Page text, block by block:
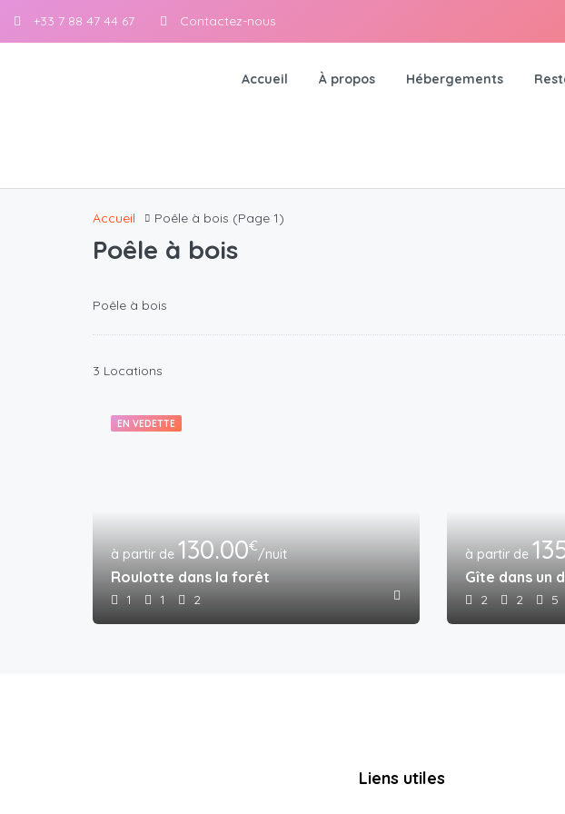
+33 7 88 47 44 67 Contactez-nous
Accueil À propos Hébergements
Accueil Poêle à bois (Page 1)
Poêle à bois
Poêle à bois
3 Locations
EN VEDETTE
130.00€/nuit
Roulotte dans la forêt
1 1 2
Gîte dans un
2 2 5
Liens utiles